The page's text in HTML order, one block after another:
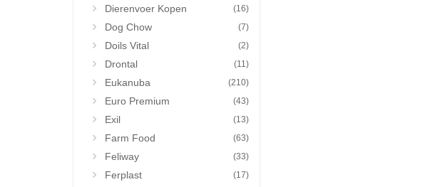
Dierenvoer Kopen (16)
Dog Chow (7)
Doils Vital (2)
Drontal (11)
Eukanuba (210)
Euro Premium (43)
Exil (13)
Farm Food (63)
Feliway (33)
Ferplast (17)